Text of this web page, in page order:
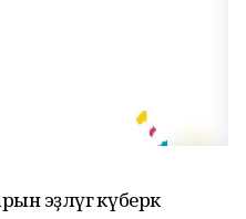
эҙләүгә күберәк